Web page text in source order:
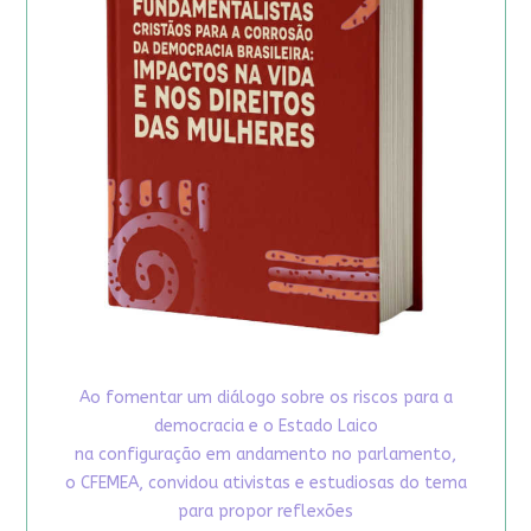
Ao fomentar um diálogo sobre os riscos para a
democracia e o Estado Laico
na configuração em andamento no parlamento,
o CFEMEA, convidou ativistas e estudiosas do tema
para propor reflexões